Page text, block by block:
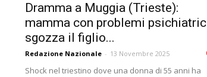
Dramma a Muggia (Trieste):
mamma con problemi
sgozza il figlio...
Redazione Nazionale - 13 Novembre 2025
Shock nel triestino dove una donna di 55 anni ha